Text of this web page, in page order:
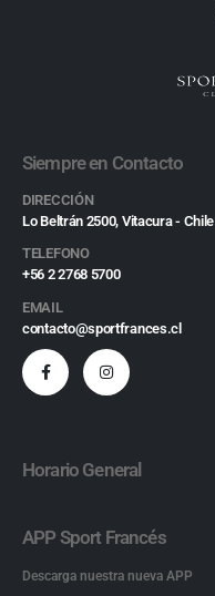
Siempre en Contacto
DIRECCIÓN
Lo Beltrán 2500, Vitacura - Chile
TELEFONO
+56 2 2768 5700
EMAIL
contacto@sportfrances.cl
Horario General
APP Sport Francés
Descarga nuestra nueva APP